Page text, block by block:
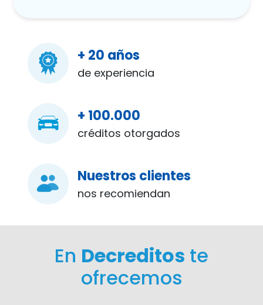
+ 20 años
de experiencia
+ 100.000
créditos otorgados
Nuestros clientes
nos recomiendan
En Decreditos te
ofrecemos